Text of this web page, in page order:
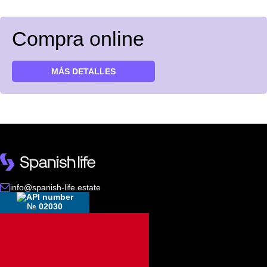
Compra online
MÁS DETALLES
info@spanish-life.estate
№ 02030